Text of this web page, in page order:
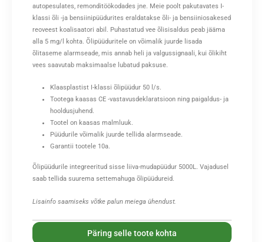
autopesulates, remonditöökodades jne. Meie poolt pakutavates I-
klassi õli -ja bensiinipüüdurites eraldatakse õli- ja bensiiniosakesed
reoveest koalisaatori abil. Puhastatud vee õlisisaldus peab jääma
alla 5 mg/l kohta. Õlipüüduritele on võimalik juurde lisada
õlitaseme alarmseade, mis annab heli ja valgussignaali, kui õlikiht
vees saavutab maksimaalse lubatud paksuse.
Klaasplastist I-klassi õlipüüdur 50 l/s.
Tootega kaasas CE -vastavusdeklaratsioon ning paigaldus- ja
hooldusjuhend.
Tootel on kaasas malmluuk.
Püüdurile võimalik juurde tellida alarmseade.
Garantii tootele 10a.
Õlipüüdurile integreeritud sisse liiva-mudapüüdur 5000L. Vajadusel
saab tellida suurema settemahuga õlipüüdureid.
Lisainfo saamiseks võtke palun meiega ühendust.
Päring selle toote kohta